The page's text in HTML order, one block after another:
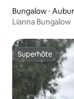
Bungalow ⋅
Lianna Bungalow
Superhôte
Superhôte